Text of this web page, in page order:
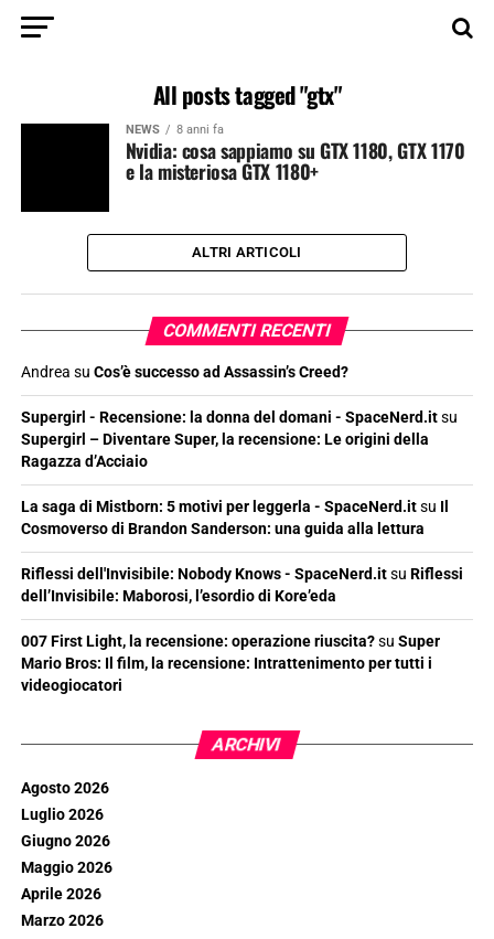
All posts tagged "gtx"
NEWS 8 anni fa
Nvidia: cosa sappiamo su GTX 1180, GTX 1170
e la misteriosa GTX 1180+
ALTRI ARTICOLI
COMMENTI RECENTI
Andrea su Cos’è successo ad Assassin’s Creed?
Supergirl - Recensione: la donna del domani - SpaceNerd.itsu
Supergirl – Diventare Super, la recensione: Le origini della
Ragazza d’Acciaio
La saga di Mistborn: 5 motivi per leggerla - SpaceNerd.itsu Il
Cosmoverso di Brandon Sanderson: una guida alla lettura
Riflessi dell'Invisibile: Nobody Knows - SpaceNerd.itsu Riflessi
dell’Invisibile: Maborosi, l’esordio di Kore’eda
007 First Light, la recensione: operazione riuscita?su Super
Mario Bros: Il film, la recensione: Intrattenimento per tutti i
videogiocatori
ARCHIVI
Agosto 2026
Luglio 2026
Giugno 2026
Maggio 2026
Aprile 2026
Marzo 2026